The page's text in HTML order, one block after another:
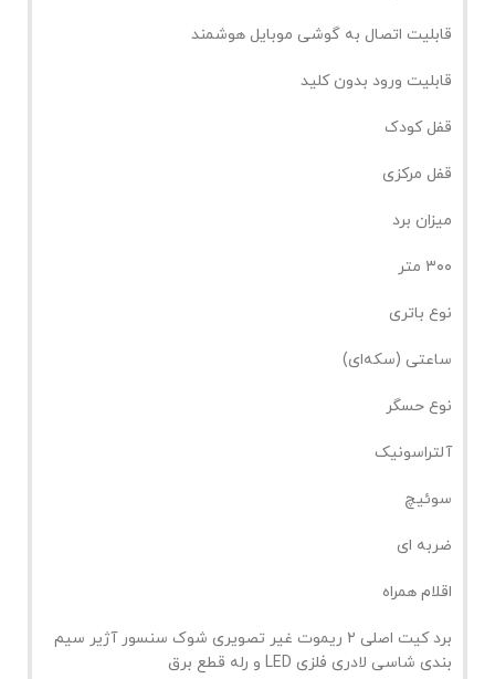
قابلیت اتصال به گوشی موبایل هوشمند
قابلیت ورود بدون کلید
قفل کودک
قفل مرکزی
میزان برد
۳۰۰ متر
نوع باتری
ساعتی (سکه‌ای)
نوع حسگر
آلتراسونیک
سوئیچ
ضربه ای
اقلام همراه
برد کیت اصلی ۲ ریموت غیر تصویری شوک سنسور آژیر سیم
بندی شاسی لادری فلزی LED و رله قطع برق